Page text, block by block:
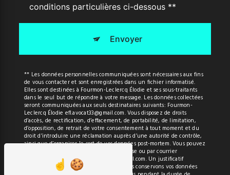
conditions particulières ci-dessous **
Envoyer
** Les données personnelles communiquées sont nécessaires aux fins
de vous contacter et sont enregistrées dans un fichier informatisé.
Elles sont destinées à Fourmon-Leclercq Élodie et ses sous-traitants
dans le seul but de répondre à votre message. Les données collectées
seront communiquées aux seuls destinataires suivants: Fourmon-
Leclercq Élodie efl.avocat33@gmail.com. Vous disposez de droits
d’accès, de rectification, d’effacement, de portabilité, de limitation,
d’opposition, de retrait de votre consentement à tout moment et du
droit d’introduire une réclamation auprès d’une autorité de contrôle,
ainsi que d’organiser le sort de vos données post-mortem. Vous pouvez
exercer ces droits par voie postale à l'adresse ou par courrier
électronique à l'adresse efl.avocat33@gmail.com. Un justificatif
d'identité pourra vous être demandé. Nous conservons vos données